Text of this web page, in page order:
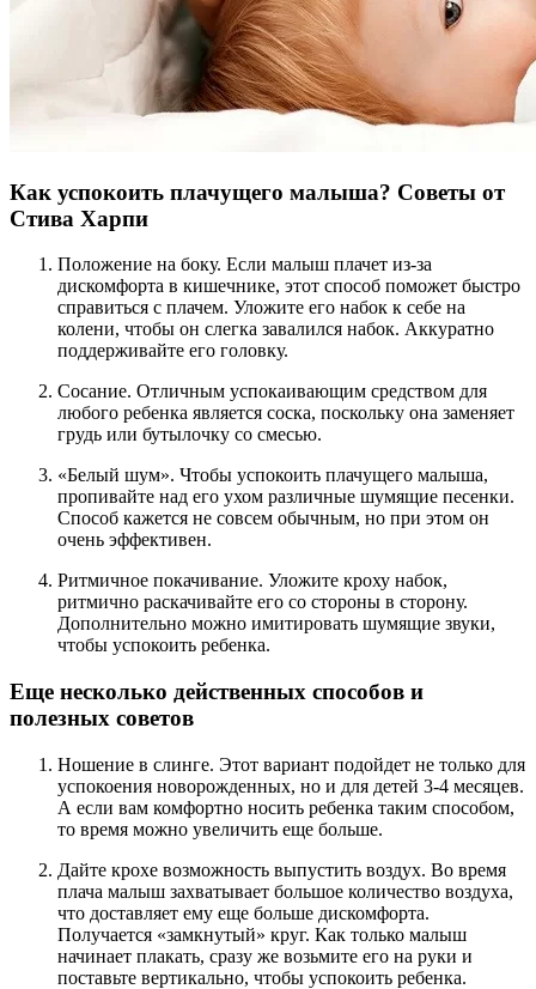
Как успокоить плачущего малыша? Советы от
Стива Харпи
Положение на боку. Если малыш плачет из-за
дискомфорта в кишечнике, этот способ поможет быстро
справиться с плачем. Уложите его набок к себе на
колени, чтобы он слегка завалился набок. Аккуратно
поддерживайте его головку.
Сосание. Отличным успокаивающим средством для
любого ребенка является соска, поскольку она заменяет
грудь или бутылочку со смесью.
«Белый шум». Чтобы успокоить плачущего малыша,
пропивайте над его ухом различные шумящие песенки.
Способ кажется не совсем обычным, но при этом он
очень эффективен.
Ритмичное покачивание. Уложите кроху набок,
ритмично раскачивайте его со стороны в сторону.
Дополнительно можно имитировать шумящие звуки,
чтобы успокоить ребенка.
Еще несколько действенных способов и
полезных советов
Ношение в слинге. Этот вариант подойдет не только для
успокоения новорожденных, но и для детей 3-4 месяцев.
А если вам комфортно носить ребенка таким способом,
то время можно увеличить еще больше.
Дайте крохе возможность выпустить воздух. Во время
плача малыш захватывает большое количество воздуха,
что доставляет ему еще больше дискомфорта.
Получается «замкнутый» круг. Как только малыш
начинает плакать, сразу же возьмите его на руки и
поставьте вертикально, чтобы успокоить ребенка.